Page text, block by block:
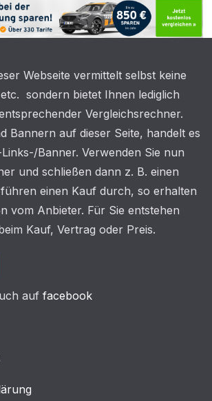
Webseite vermittelt selbst keine
sondern bietet Ihnen lediglich
Vergleichsrechner.
Bannern auf dieser Seite, handelt es
Banner. Verwenden Sie nun
und schließen dann z. B. einen
einen Kauf durch, so erhalten
vom Anbieter. Für Sie entstehen
Kauf, Vertrag oder Preis.
auf facebook